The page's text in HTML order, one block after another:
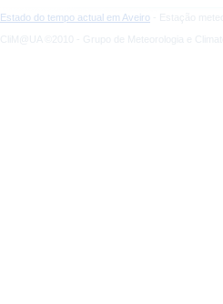
Estado do tempo actual em Aveiro - Estação
CliM@UA ©2010 - Grupo de Meteorologia e